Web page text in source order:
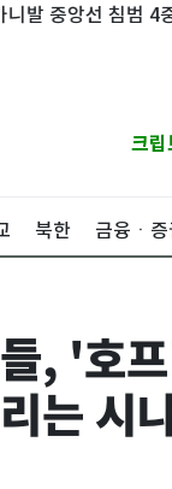
침범 4중 추돌
크립
북한 금융ㆍ증
, '호
는 시